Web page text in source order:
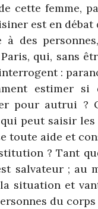
cette femme,
est en
à des
qui, sans
:
estimer si
pour autrui ?
peut saisir
toute aide et
? Tant
salvateur ; au
la situation et
du